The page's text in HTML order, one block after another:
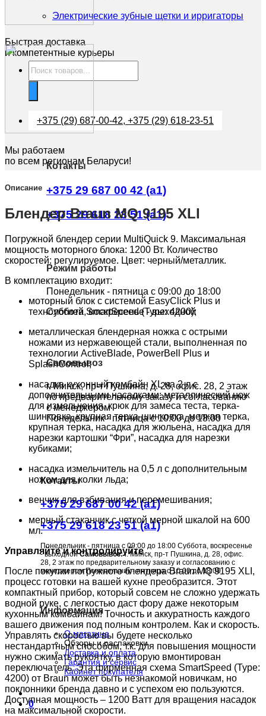
Электрические зубные щетки и ирригаторы
Поиск
товаров
+375 (29) 687-00-42, +375 (29) 618-23-51
Котакты
+375 29 687 00 42 (a1)
+375 29 618 23 51 (a1)
Режим работы
Понедельник - пятница с 09:00 до 18:00
Суббота, воскресенье - выходной
Самовывоз
г. Минск, пр-т Пушкина, д. 28, офис. 28, 2 этаж
по предварительному заказу и согласованию
с менеджером
Понедельник - пятница с 10:00 до 18:00
Котакты
+375 29 687 00 42 (a1)
+375 29 618 23 51 (a1)
Понедельник - пятница с 09:00 до 18:00 Суббота, воскресенье
- выходнойСамовывоз:г. Минск, пр-т Пушкина, д. 28, офис.
28, 2 этаж по предварительному заказу и согласованию с
менеджером Понедельник - пятница с 10:00 до 18:00
Информация
О магазине
Обзоры и распаковки
Доставка и оплата
Гарантия и сервис
Кабинет покупателя
0
Быстрая доставка
и компетентные курьеры
Мы работаем
по всем регионам Беларуси!
Описание
Блендер Braun MQ 9195 XLI
Погружной блендер серии MultiQuick 9. Максимальная
мощность моторного блока: 1200 Вт. Количество
скоростей: регулируемое. Цвет: черный/металлик.
В комплектацию входит:
моторный блок с системой EasyClick Plus и
технологией SmartSpeed (Type: 4200);
металлическая блендерная ножка с острыми
ножами из нержавеющей стали, выполненная по
технологии ActiveBlade, PowerBell Plus и
SplashControl;
насадка кухонный комбайн XL на 2 л с
дополнительными насадками: металлический нож
для измельчения, крюк для замеса теста, терка-
шинковка, крупная терка-шинковка, мелкая терка,
крупная терка, насадка для жюльена, насадка для
нарезки картошки “Фри”, насадка для нарезки
кубиками;
насадка измельчитель на 0,5 л с дополнительным
ножом для колки льда;
венчик для взбивания и перемешивания;
мерный стаканчик с четкой мерной шкалой на 600
мл.
Управляйте и контролируйте
После покупки погружного блендера Braun MQ 9195 XLI,
процесс готовки на вашей кухне преобразится. Этот
компактный прибор, который совсем не сложно удержать
водной руке, с легкостью даст фору даже некоторым
кухонным комбайнам! Точность и аккуратность каждого
вашего движения под полным контролем. Как и скорость.
Управлять скоростью вы будете несколько
нестандартным способом, т.к. для повышения мощности
нужно сжимать рукоятку, в которую вмонтирован
переключатель. Эта фирменная схема SmartSpeed (Type:
4200) от Braun может быть незнакомой новичкам, но
поклонники бренда давно и с успехом ею пользуются.
Доступная мощность – 1200 Ватт для вращения насадок
на максимальной скорости.